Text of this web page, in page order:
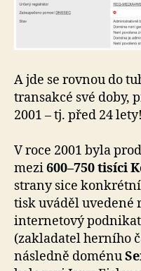
A jde se rovnou do
transakcé své doby,
2001 – tj. před 24 lety!
V roce 2001 byla
mezi600–750 tisíci
strany sice
tisk uváděl uvedené
internetový
(zakladatel herního
následně doménu